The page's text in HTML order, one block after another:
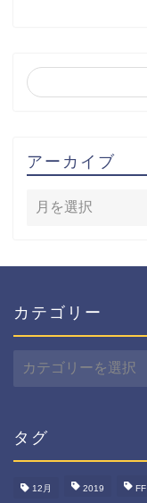
アーカイブ
カテゴリー
テ
ー
タグ
12月 2019 FF